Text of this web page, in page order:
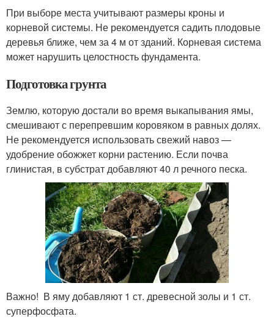
При выборе места учитывают размеры кроны и
корневой системы. Не рекомендуется садить плодовые
деревья ближе, чем за 4 м от зданий. Корневая система
может нарушить целостность фундамента.
Подготовка грунта
Землю, которую достали во время выкапывания ямы,
смешивают с перепревшим коровяком в равных долях.
Не рекомендуется использовать свежий навоз —
удобрение обожжет корни растению. Если почва
глинистая, в субстрат добавляют 40 л речного песка.
Важно! В яму добавляют 1 ст. древесной золы и 1 ст.
суперфосфата.